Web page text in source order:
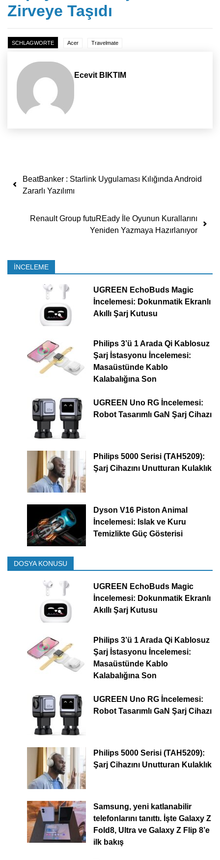
Zirveye Taşıdı
SCHLAGWORTE Acer Travelmate
Ecevit BIKTIM
Yazı dolaşımı
BeatBanker : Starlink Uygulaması Kılığında Android
Zararlı Yazılımı
Renault Group futuREady İle Oyunun Kurallarını
Yeniden Yazmaya Hazırlanıyor
İNCELEME
UGREEN EchoBuds Magic
İncelemesi: Dokunmatik Ekranlı
Akıllı Şarj Kutusu
Philips 3’ü 1 Arada Qi Kablosuz
Şarj İstasyonu İncelemesi:
Masaüstünde Kablo
Kalabalığına Son
UGREEN Uno RG İncelemesi:
Robot Tasarımlı GaN Şarj Cihazı
Philips 5000 Serisi (TAH5209):
Şarj Cihazını Unutturan Kulaklık
Dyson V16 Piston Animal
İncelemesi: Islak ve Kuru
Temizlikte Güç Gösterisi
DOSYA KONUSU
UGREEN EchoBuds Magic
İncelemesi: Dokunmatik Ekranlı
Akıllı Şarj Kutusu
Philips 3’ü 1 Arada Qi Kablosuz
Şarj İstasyonu İncelemesi:
Masaüstünde Kablo
Kalabalığına Son
UGREEN Uno RG İncelemesi:
Robot Tasarımlı GaN Şarj Cihazı
Philips 5000 Serisi (TAH5209):
Şarj Cihazını Unutturan Kulaklık
Samsung, yeni katlanabilir
telefonlarını tanıttı. İşte Galaxy Z
Fold8, Ultra ve Galaxy Z Flip 8’e
ilk bakış